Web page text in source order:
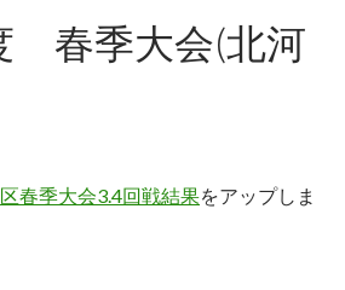
春季大会(北河
春季大会3.4回戦結果をアップしま